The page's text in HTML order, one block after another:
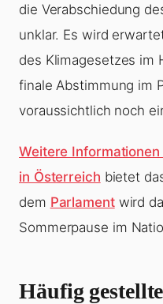
die Verabschiedung
unklar. Es wird
des Klimagesetzes im
finale Abstimmung im
voraussichtlich noch
Weitere
in Österreich bietet
dem Parlamentwird
Sommerpause im
Häufig